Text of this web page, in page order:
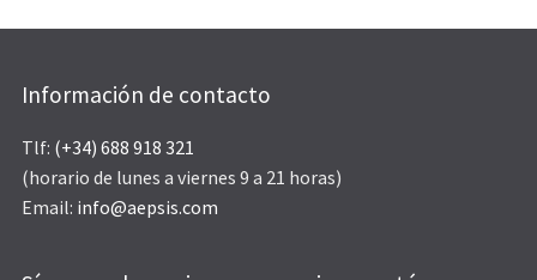
Información de contacto
Tlf: (+34) 688 918 321
(horario de lunes a viernes 9 a 21 horas)
Email: info@aepsis.com